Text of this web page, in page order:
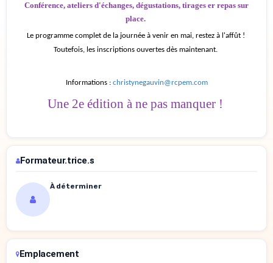
Conférence, ateliers d'échanges, dégustations, tirages er repas sur
place.
Le programme complet de la journée à venir en mai, restez à l'affût !
Toutefois, les inscriptions ouvertes dès maintenant.
Informations : christynegauvin@rcpem.com
Une 2e édition à ne pas manquer !
Formateur.trice.s
À déterminer
Emplacement